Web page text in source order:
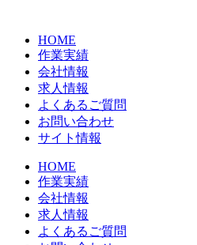
HOME
作業実績
会社情報
求人情報
よくあるご質問
お問い合わせ
サイト情報
HOME
作業実績
会社情報
求人情報
よくあるご質問